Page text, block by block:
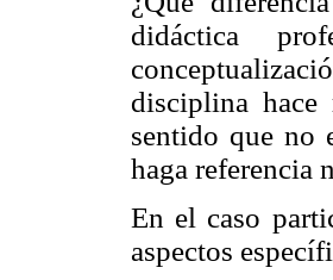
didáctica
disciplina
sentido que no
haga referencia
En el caso
aspectos